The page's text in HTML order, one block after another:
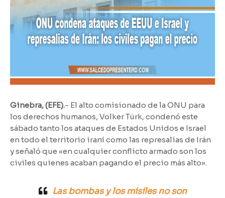
Ginebra, (EFE).- El alto comisionado de la ONU para
los derechos humanos, Volker Türk, condenó este
sábado tanto los ataques de Estados Unidos e Israel
en todo el territorio iraní como las represalias de Irán
y señaló que «en cualquier conflicto armado son los
civiles quienes acaban pagando el precio más alto».
Las bombas y los misiles no son